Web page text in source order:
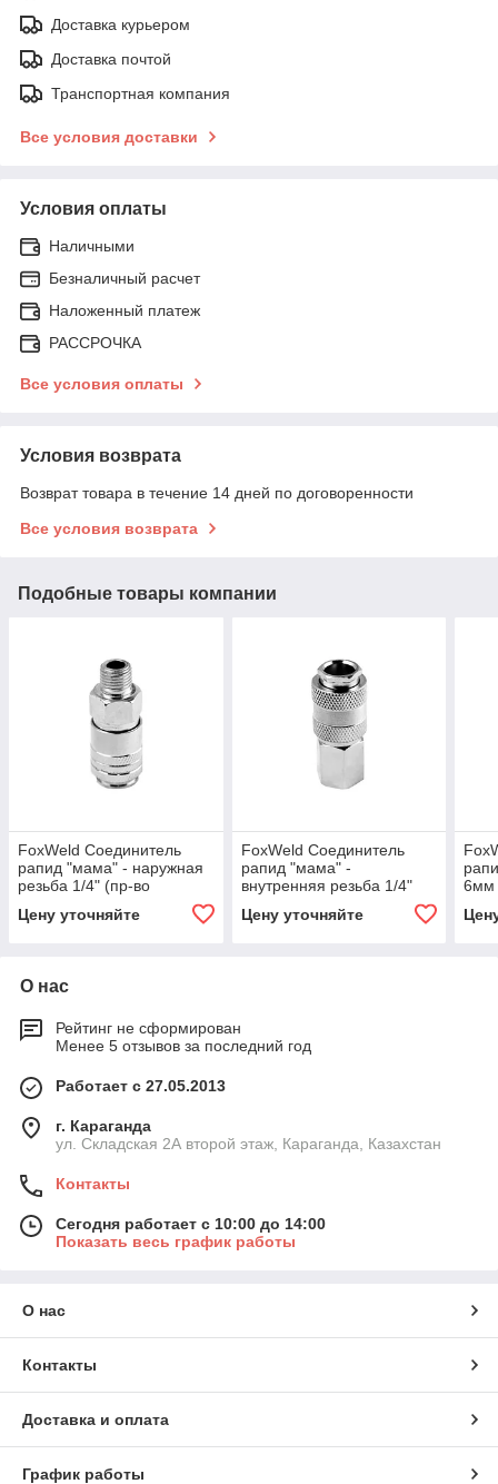
Доставка курьером
Доставка почтой
Транспортная компания
Все условия доставки
Условия оплаты
Наличными
Безналичный расчет
Наложенный платеж
РАССРОЧКА
Все условия оплаты
Условия возврата
Возврат товара в течение 14 дней по договоренности
Все условия возврата
Подобные товары компании
FoxWeld Соединитель
рапид "мама" - наружная
резьба 1/4" (пр-во
Цену уточняйте
FoxWeld Соединитель
рапид "мама" -
внутренняя резьба 1/4"
Цену уточняйте
6мм
О нас
Рейтинг не сформирован
Менее 5 отзывов за последний год
Работает с 27.05.2013
г. Караганда
ул. Складская 2А второй этаж, Караганда, Казахстан
Контакты
Сегодня работает с 10:00 до 14:00
Показать весь график работы
О нас
Контакты
Доставка и оплата
График работы